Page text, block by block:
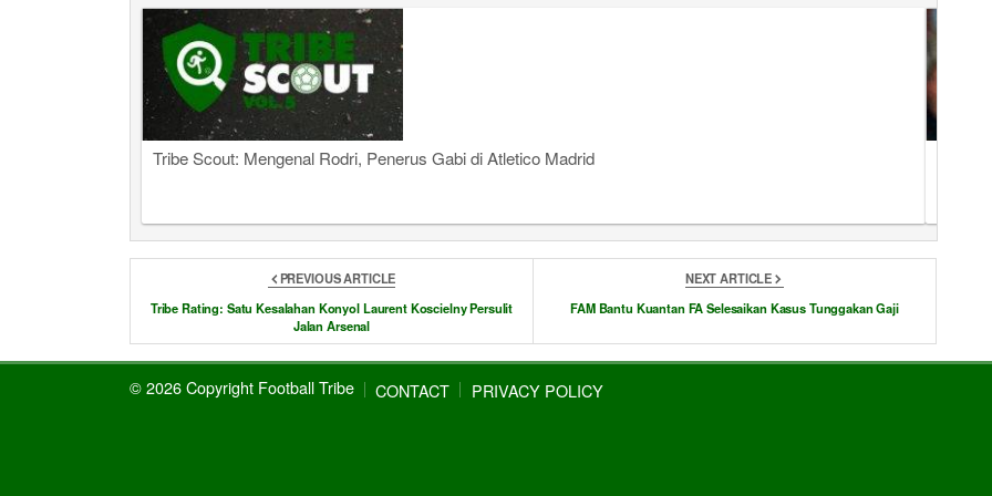
Tribe Scout: Mengenal Rodri, Penerus Gabi di Atletico Madrid
PREVIOUS ARTICLE
Tribe Rating: Satu Kesalahan Konyol Laurent Koscielny Persulit
Jalan Arsenal
NEXT ARTICLE
FAM Bantu Kuantan FA Selesaikan Kasus Tunggakan Gaji
© 2026 Copyright Football Tribe CONTACT PRIVACY POLICY